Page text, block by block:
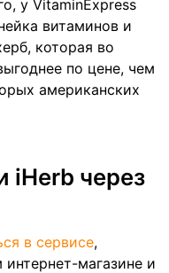
у VitaminExpress
витаминов и
которая во
по цене, чем
американских
iHerb через
в сервисе,
магазине и